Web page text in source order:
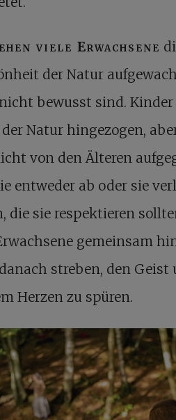
viele Erwachsene
der Natur
bewusst sind.
Natur hingezogen,
von den Älteren
entweder ab oder sie
die sie respektieren
gemeinsam
streben, den Geist
Herzen zu spüren.